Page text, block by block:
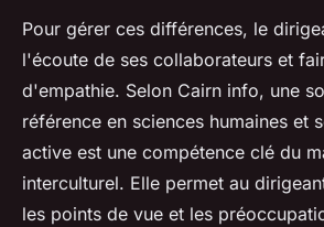
Pour gérer ces différences, le
l'écoute de ses collaborateurs et
d'empathie. Selon Cairn info, une
référence en sciences humaines et
active est une compétence clé du
interculturel. Elle permet au
les points de vue et les